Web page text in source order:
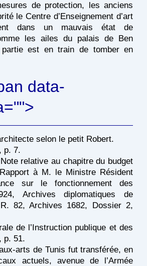
de protection, les anciens
le Centre d’Enseignement d’art
dans un mauvais état de
les ailes du palais de Ben
est en train de tomber en
data-
">
selon le petit Robert.
p. 7.
relative au chapitre du budget
à M. le Ministre Résident
sur le fonctionnement des
Archives diplomatiques de
82, Archives 1682, Dossier 2,
de l’Instruction publique et des
p. 51.
arts de Tunis fut transférée, en
actuels, avenue de l’Armée